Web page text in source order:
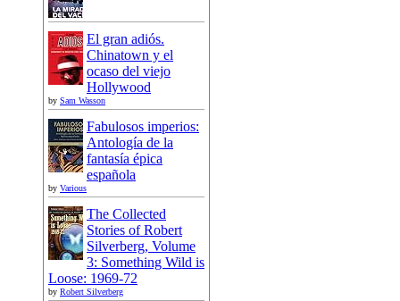
El gran adiós.
Chinatown y el
ocaso del viejo
Hollywood
by Sam Wasson
Fabulosos imperios:
Antología de la
fantasía épica
española
by Various
The Collected
Stories of Robert
Silverberg, Volume
3: Something Wild is
Loose: 1969-72
by Robert Silverberg